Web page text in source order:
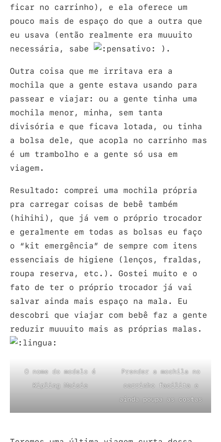
ficar no carrinho), e ela oferece um
pouco mais de espaço do que a outra que
eu usava (então realmente era muuuito
necessária, sabe
).
Outra coisa que me irritava era a
mochila que a gente estava usando para
passear e viajar: ou a gente tinha uma
mochila menor, minha, sem tanta
divisória e que ficava lotada, ou tinha
a bolsa dele, que acopla no carrinho mas
é um trambolho e a gente só usa em
viagem.
Resultado: comprei uma mochila própria
pra carregar coisas de bebê também
(hihihi), que já vem o próprio trocador
e geralmente em todas as bolsas eu faço
o “kit emergência” de sempre com itens
essenciais de higiene (lenços, fraldas,
roupa reserva, etc.). Gostei muito e o
fato de ter o próprio trocador já vai
salvar ainda mais espaço na mala. Eu
descobri que viajar com bebê faz a gente
reduzir muuuito mais as próprias malas.
O nome do modelo é
Kipling Maisie
Prender a mochila no
carrinho facilita e
ainda poupa as costas